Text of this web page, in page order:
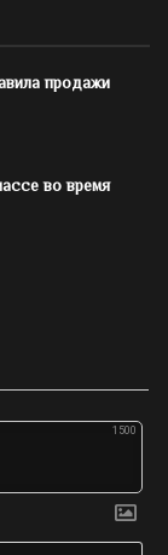
продажи
во время
1500